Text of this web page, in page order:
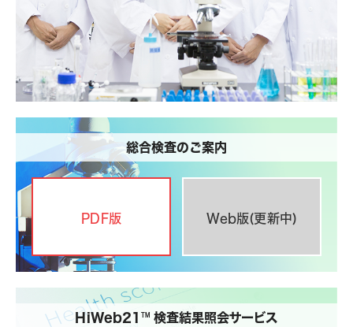
総合検査のご案内
PDF版 Web版(更新中)
HiWeb21 TM検査結果照会サービス